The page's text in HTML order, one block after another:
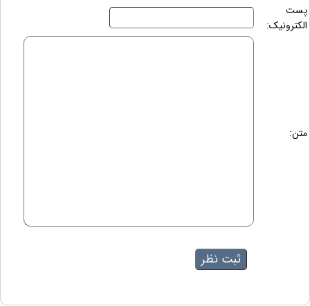
پست
الکترونیک:
متن: